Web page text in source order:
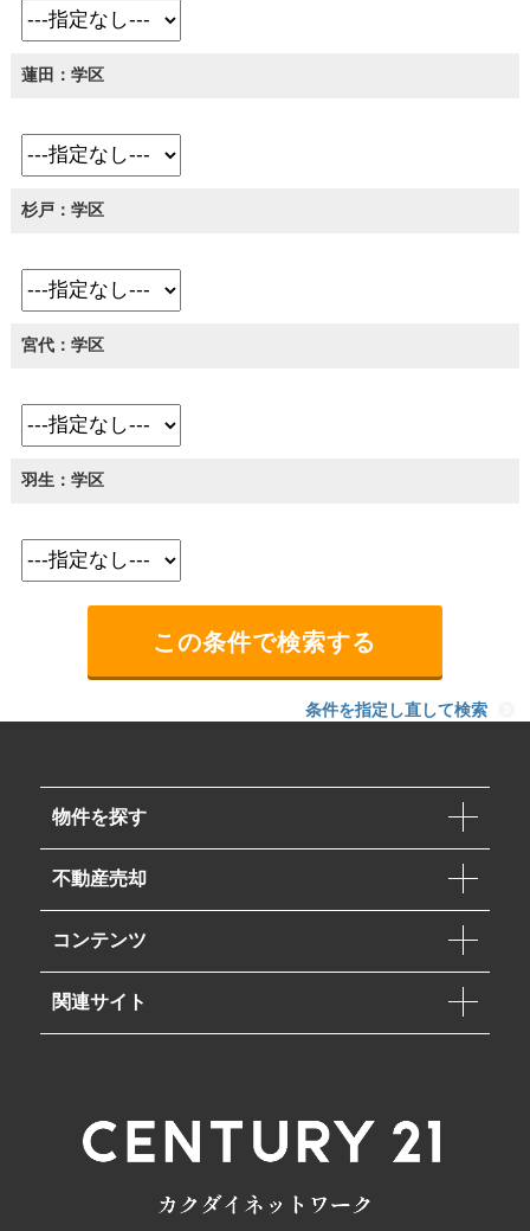
蓮田：学区
杉戸：学区
宮代：学区
羽生：学区
条件を指定し直して検索
物件を探す
不動産売却
コンテンツ
関連サイト